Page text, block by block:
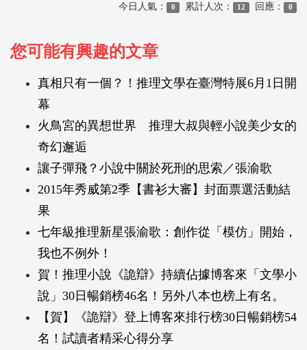
今日人氣： 0 累計人次： 12 回應： 0
您可能有興趣的文章
真相只有一個？！推理文學在臺灣特展6月1日開
幕
火鳥宮的異想世界 推理大叔與輕小說美少女的
奇幻邂逅
讓子彈飛？小說中關於死刑的思索／張渝歌
2015年秀威第2季【書衫大審】封面票選活動結
果
七年級推理新星張渝歌：創作從「模仿」開始，
我也不例外！
賀！推理小說《詭辯》持續佔據博客來「文學小
說」30日暢銷榜46名！另外八本也榜上有名。
【賀】《詭辯》登上博客來排行榜30日暢銷榜54
名！試讀者精采心得分享